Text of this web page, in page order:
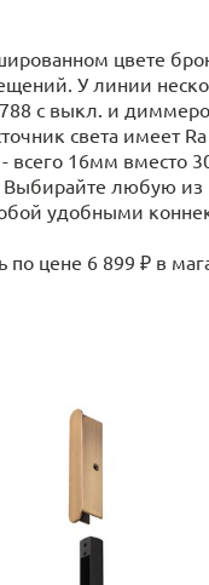
цвете
У линии
с выкл. и
света имеет Ra
16мм вместо
Выбирайте любую
удобными
цене 6 899 ₽ в